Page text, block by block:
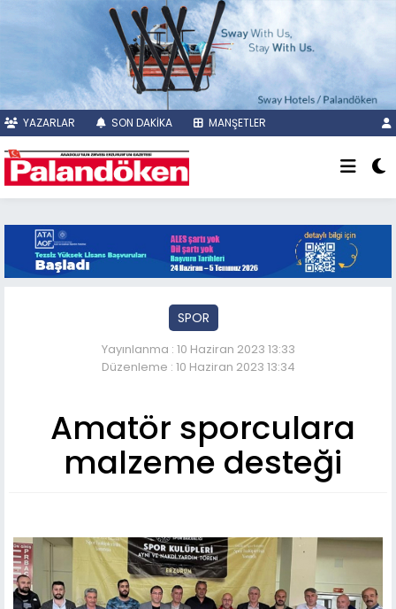
YAZARLAR SON DAKİKA MANŞETLER
SPOR
Yayınlanma : 10 Haziran 2023 13:33
Düzenleme : 10 Haziran 2023 13:34
Amatör sporculara
malzeme desteği